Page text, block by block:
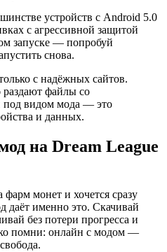
устройств с Android 5.0
с агрессивной защитой
запуске — попробуй
снова.
с надёжных сайтов.
раздают файлы со
под видом мода — это
и данных.
на Dream League
монет и хочется сразу
даёт именно это. Скачивай
без потери прогресса и
помни: онлайн с модом —